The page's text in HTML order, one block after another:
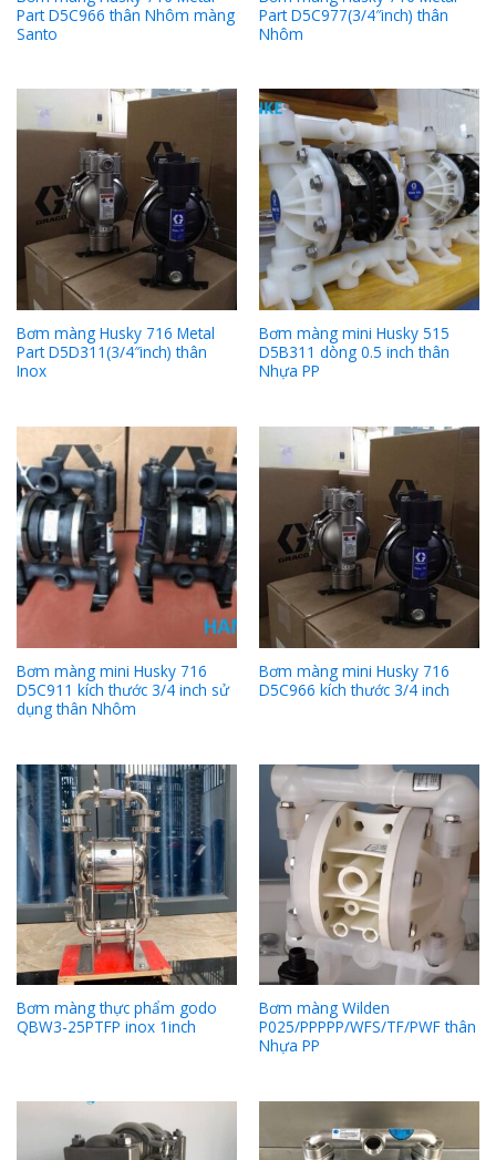
Part D5C966 thân Nhôm màng
Santo
Part D5C977(3/4″inch) thân
Nhôm
Bơm màng Husky 716 Metal
Part D5D311(3/4″inch) thân
Inox
Bơm màng mini Husky 515
D5B311 dòng 0.5 inch thân
Nhựa PP
Bơm màng mini Husky 716
D5C911 kích thước 3/4 inch sử
dụng thân Nhôm
Bơm màng mini Husky 716
D5C966 kích thước 3/4 inch
Bơm màng thực phẩm godo
QBW3-25PTFP inox 1inch
Bơm màng Wilden
P025/PPPPP/WFS/TF/PWF thân
Nhựa PP